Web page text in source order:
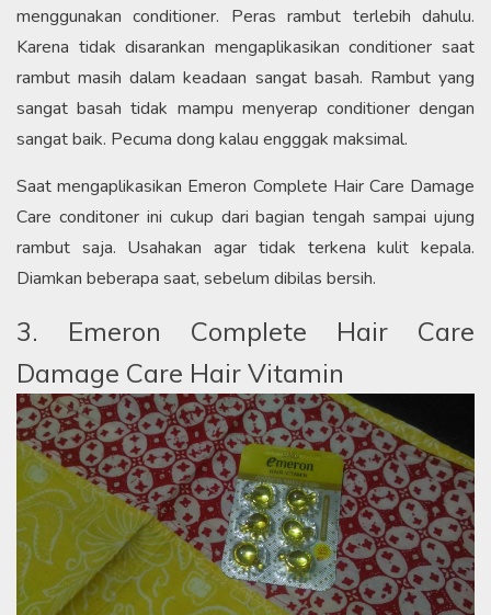
menggunakan conditioner. Peras rambut terlebih dahulu.
Karena tidak disarankan mengaplikasikan conditioner saat
rambut masih dalam keadaan sangat basah. Rambut yang
sangat basah tidak mampu menyerap conditioner dengan
sangat baik. Pecuma dong kalau engggak maksimal.
Saat mengaplikasikan Emeron Complete Hair Care Damage
Care conditoner ini cukup dari bagian tengah sampai ujung
rambut saja. Usahakan agar tidak terkena kulit kepala.
Diamkan beberapa saat, sebelum dibilas bersih.
3. Emeron Complete Hair Care
Damage Care Hair Vitamin